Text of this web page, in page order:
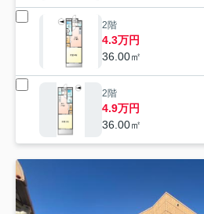
2階
4.3万円
36.00㎡
2階
4.9万円
36.00㎡